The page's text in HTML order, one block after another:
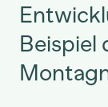
Beispiel